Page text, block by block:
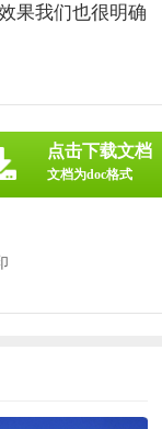
果我们也很明确
点击下载文档
文档为doc格式